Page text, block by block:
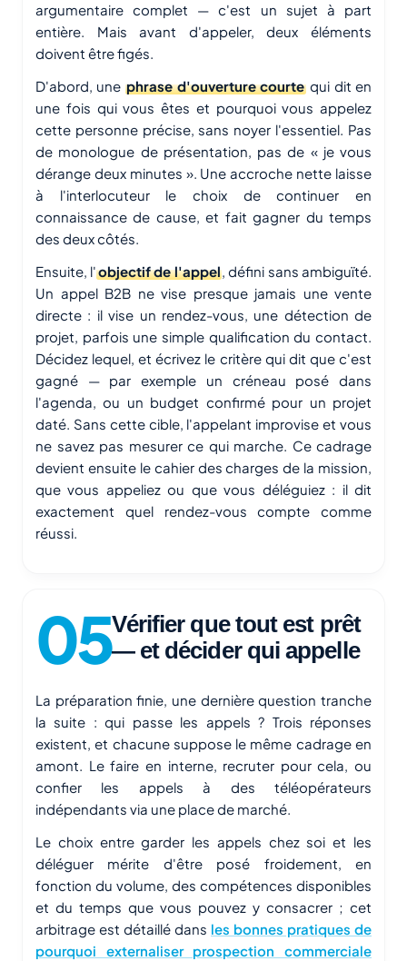
argumentaire complet — c'est un sujet à part
entière. Mais avant d'appeler, deux éléments
doivent être figés.
D'abord, une phrase d'ouverture courtequi dit en
une fois qui vous êtes et pourquoi vous appelez
cette personne précise, sans noyer l'essentiel. Pas
de monologue de présentation, pas de « je vous
dérange deux minutes ». Une accroche nette laisse
à l'interlocuteur le choix de continuer en
connaissance de cause, et fait gagner du temps
des deux côtés.
Ensuite, l'objectif de l'appel, défini sans ambiguïté.
Un appel B2B ne vise presque jamais une vente
directe : il vise un rendez-vous, une détection de
projet, parfois une simple qualification du contact.
Décidez lequel, et écrivez le critère qui dit que c'est
gagné — par exemple un créneau posé dans
l'agenda, ou un budget confirmé pour un projet
daté. Sans cette cible, l'appelant improvise et vous
ne savez pas mesurer ce qui marche. Ce cadrage
devient ensuite le cahier des charges de la mission,
que vous appeliez ou que vous déléguiez : il dit
exactement quel rendez-vous compte comme
réussi.
Vérifier que tout est prêt
— et décider qui appelle
La préparation finie, une dernière question tranche
la suite : qui passe les appels ? Trois réponses
existent, et chacune suppose le même cadrage en
amont. Le faire en interne, recruter pour cela, ou
confier les appels à des téléopérateurs
indépendants via une place de marché.
Le choix entre garder les appels chez soi et les
déléguer mérite d'être posé froidement, en
fonction du volume, des compétences disponibles
et du temps que vous pouvez y consacrer ; cet
arbitrage est détaillé dans les bonnes pratiques de
pourquoi externaliser prospection commerciale